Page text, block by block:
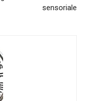
sensoriale